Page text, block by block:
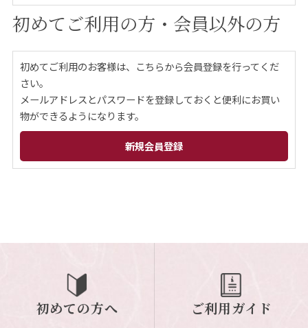
お問い合わせ
0120-12-2486
【営業時間】8:30～17:30
休業日：日曜・祝日／土曜は不定休
お問い合わせフォームはこちら
初めてご利用の方・会員以外の方
初めてご利用のお客様は、こちらから会員登録を行ってくだ
さい。
メールアドレスとパスワードを登録しておくと便利にお買い
物ができるようになります。
初めての方へ ご利用ガイド